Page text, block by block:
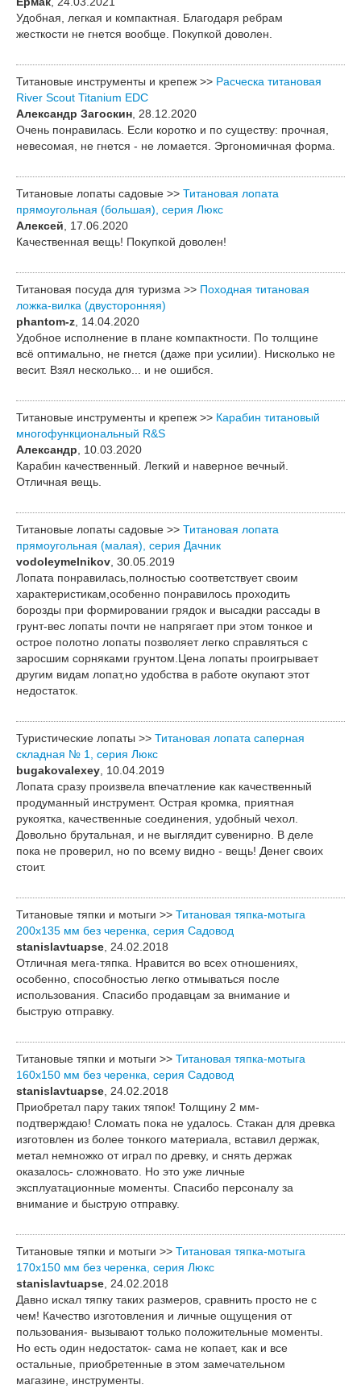
Удобная, легкая и компактная. Благодаря ребрам
жесткости не гнется вообще. Покупкой доволен.
Титановые инструменты и крепеж >> Расческа титановая
River Scout Titanium EDC
Александр Загоскин, 28.12.2020
Очень понравилась. Если коротко и по существу: прочная,
невесомая, не гнется - не ломается. Эргономичная форма.
Титановые лопаты садовые >> Титановая лопата
прямоугольная (большая), серия Люкс
Алексей, 17.06.2020
Качественная вещь! Покупкой доволен!
Титановая посуда для туризма >> Походная титановая
ложка-вилка (двусторонняя)
phantom-z, 14.04.2020
Удобное исполнение в плане компактности. По толщине
всё оптимально, не гнется (даже при усилии). Нисколько не
весит. Взял несколько... и не ошибся.
Титановые инструменты и крепеж >> Карабин титановый
многофункциональный R&S
Александр, 10.03.2020
Карабин качественный. Легкий и наверное вечный.
Отличная вещь.
Титановые лопаты садовые >> Титановая лопата
прямоугольная (малая), серия Дачник
vodoleymelnikov, 30.05.2019
Лопата понравилась,полностью соответствует своим
характеристикам,особенно понравилось проходить
борозды при формировании грядок и высадки рассады в
грунт-вес лопаты почти не напрягает при этом тонкое и
острое полотно лопаты позволяет легко справляться с
заросшим сорняками грунтом.Цена лопаты проигрывает
другим видам лопат,но удобства в работе окупают этот
недостаток.
Туристические лопаты >> Титановая лопата саперная
складная № 1, серия Люкс
bugakovalexey, 10.04.2019
Лопата сразу произвела впечатление как качественный
продуманный инструмент. Острая кромка, приятная
рукоятка, качественные соединения, удобный чехол.
Довольно брутальная, и не выглядит сувенирно. В деле
пока не проверил, но по всему видно - вещь! Денег своих
стоит.
Титановые тяпки и мотыги >> Титановая тяпка-мотыга
200х135 мм без черенка, серия Садовод
stanislavtuapse, 24.02.2018
Отличная мега-тяпка. Нравится во всех отношениях,
особенно, способностью легко отмываться после
использования. Спасибо продавцам за внимание и
быструю отправку.
Титановые тяпки и мотыги >> Титановая тяпка-мотыга
160х150 мм без черенка, серия Садовод
stanislavtuapse, 24.02.2018
Приобретал пару таких тяпок! Толщину 2 мм-
подтверждаю! Сломать пока не удалось. Стакан для древка
изготовлен из более тонкого материала, вставил держак,
метал немножко от играл по древку, и снять держак
оказалось- сложновато. Но это уже личные
эксплуатационные моменты. Спасибо персоналу за
внимание и быструю отправку.
Титановые тяпки и мотыги >> Титановая тяпка-мотыга
170х150 мм без черенка, серия Люкс
stanislavtuapse, 24.02.2018
Давно искал тяпку таких размеров, сравнить просто не с
чем! Качество изготовления и личные ощущения от
пользования- вызывают только положительные моменты.
Но есть один недостаток- сама не копает, как и все
остальные, приобретенные в этом замечательном
магазине, инструменты.